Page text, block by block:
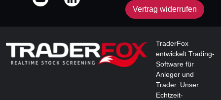
Vertrag widerrufen
TraderFox
entwickelt Trading-
Software für
Anleger und
Trader. Unser
Echtzeit-